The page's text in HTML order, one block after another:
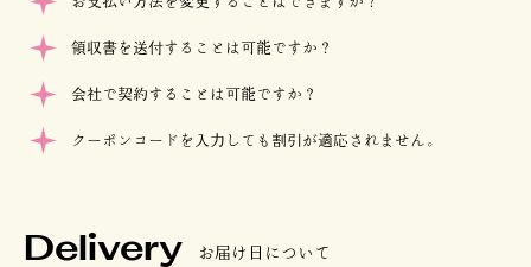
領収書を送付することは可能ですか？
会社で契約することは可能ですか？
クーポンコードを入力しても割引が適応されません。
Delivery お届け日について